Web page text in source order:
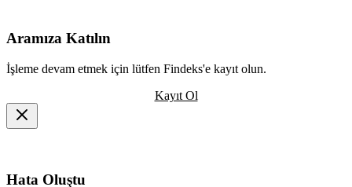
Aramıza Katılın
İşleme devam etmek için lütfen Findeks'e kayıt olun.
Kayıt Ol
Hata Oluştu